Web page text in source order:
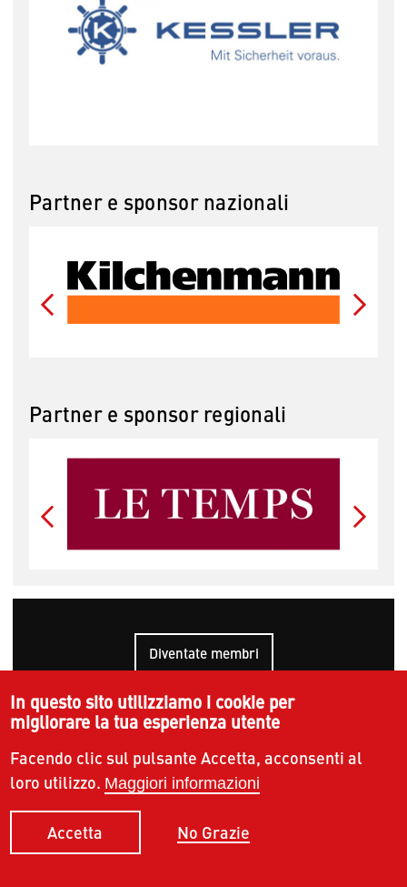
Partner e sponsor nazionali
Partner e sponsor regionali
Diventate membri
Diventate sponsor
Newsletter
In questo sito utilizziamo i cookie per
migliorare la tua esperienza utente
Facendo clic sul pulsante Accetta, acconsenti al
loro utilizzo. Maggiori informazioni
Accetta No Grazie